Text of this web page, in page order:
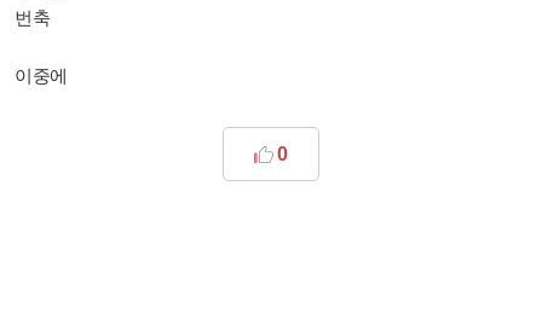
번축
이중에
0